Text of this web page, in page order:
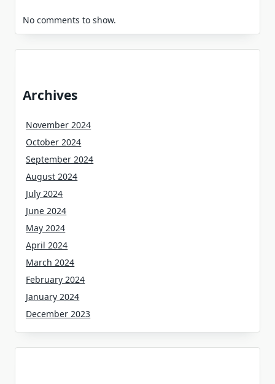
No comments to show.
Archives
November 2024
October 2024
September 2024
August 2024
July 2024
June 2024
May 2024
April 2024
March 2024
February 2024
January 2024
December 2023